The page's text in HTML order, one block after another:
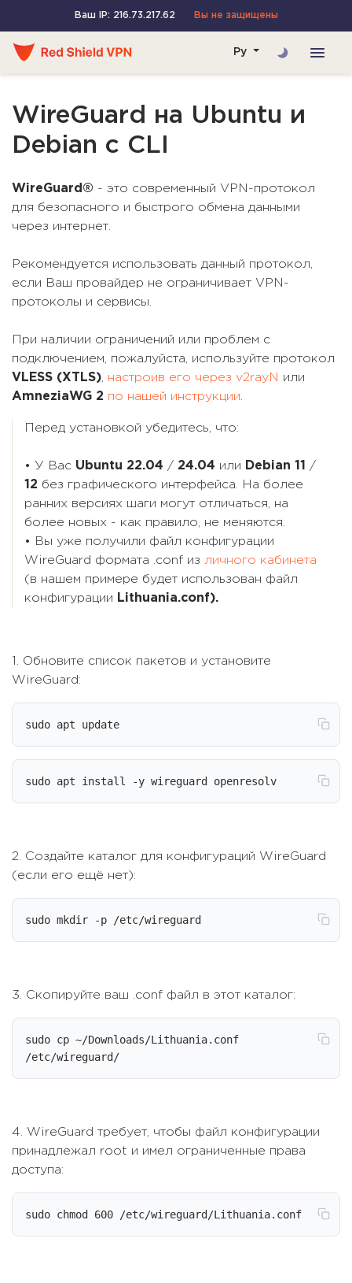
Ваш IP: 216.73.217.62 Вы не защищены
Ру
WireGuard на Ubuntu и
Debian с CLI
WireGuard® - это современный VPN-протокол
для безопасного и быстрого обмена данными
через интернет.
Рекомендуется использовать данный протокол,
если Ваш провайдер не ограничивает VPN-
протоколы и сервисы.
При наличии ограничений или проблем с
подключением, пожалуйста, используйте протокол
VLESS (XTLS), настроив его через v2rayN или
AmneziaWG 2 по нашей инструкции.
Перед установкой убедитесь, что:
• У Вас Ubuntu 22.04 / 24.04 или Debian 11
/
12 без графического интерфейса. На более
ранних версиях шаги могут отличаться, на
более новых - как правило, не меняются.
• Вы уже получили файл конфигурации
WireGuard формата .conf из личного кабинета
(в нашем примере будет использован файл
конфигурации Lithuania.conf).
1. Обновите список пакетов и установите
WireGuard:
sudo apt update
sudo apt install -y wireguard openresolv
2. Создайте каталог для конфигураций WireGuard
(если его ещё нет):
sudo mkdir -p /etc/wireguard
3. Скопируйте ваш .conf файл в этот каталог:
sudo cp ~/Downloads/Lithuania.conf
/etc/wireguard/
4. WireGuard требует, чтобы файл конфигурации
принадлежал root и имел ограниченные права
доступа:
sudo chmod 600 /etc/wireguard/Lithuania.conf